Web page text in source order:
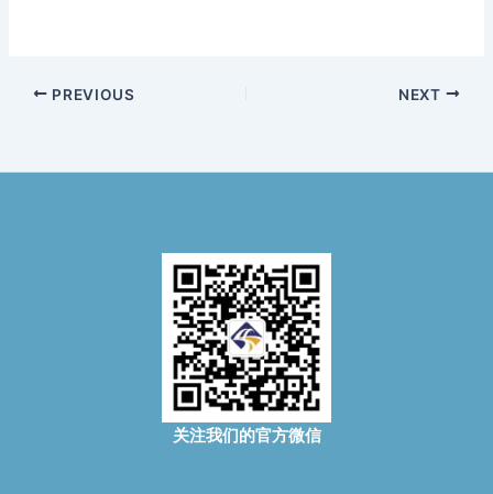
PREVIOUS NEXT
关注我们的官方微信